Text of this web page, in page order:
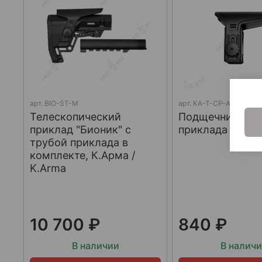
арт. BIO-ST-M
Телескопический
приклад "Бионик" с
трубой приклада в
комплекте, К.Арма /
K.Arma
10 700 ₽
В наличии
арт. KA-T-CP-Atom
Подщечник для
приклада
840 ₽
В